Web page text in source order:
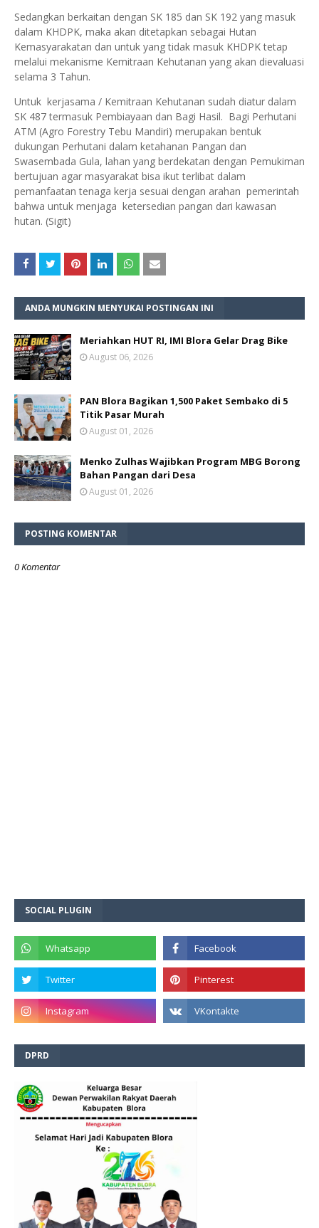
Sedangkan berkaitan dengan SK 185 dan SK 192 yang masuk
dalam KHDPK, maka akan ditetapkan sebagai Hutan
Kemasyarakatan dan untuk yang tidak masuk KHDPK tetap
melalui mekanisme Kemitraan Kehutanan yang akan dievaluasi
selama 3 Tahun.
Untuk kerjasama / Kemitraan Kehutanan sudah diatur dalam
SK 487 termasuk Pembiayaan dan Bagi Hasil. Bagi Perhutani
ATM (Agro Forestry Tebu Mandiri) merupakan bentuk
dukungan Perhutani dalam ketahanan Pangan dan
Swasembada Gula, lahan yang berdekatan dengan Pemukiman
bertujuan agar masyarakat bisa ikut terlibat dalam
pemanfaatan tenaga kerja sesuai dengan arahan pemerintah
bahwa untuk menjaga ketersedian pangan dari kawasan
hutan. (Sigit)
ANDA MUNGKIN MENYUKAI POSTINGAN INI
Meriahkan HUT RI, IMI Blora Gelar Drag Bike
August 06, 2026
PAN Blora Bagikan 1,500 Paket Sembako di 5
Titik Pasar Murah
August 01, 2026
Menko Zulhas Wajibkan Program MBG Borong
Bahan Pangan dari Desa
August 01, 2026
POSTING KOMENTAR
0 Komentar
SOCIAL PLUGIN
DPRD